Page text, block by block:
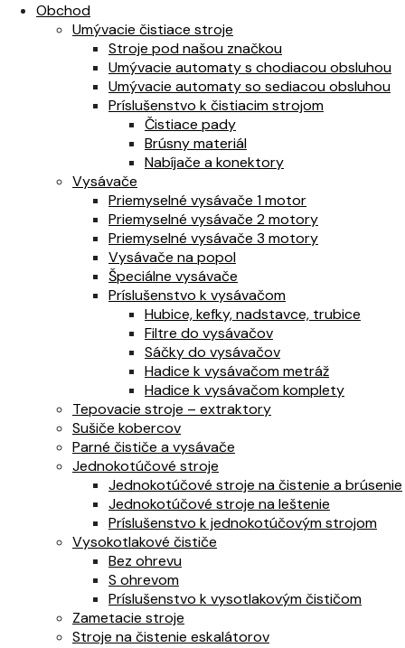
Obchod
Umývacie čistiace stroje
Stroje pod našou značkou
Umývacie automaty s chodiacou obsluhou
Umývacie automaty so sediacou obsluhou
Príslušenstvo k čistiacim strojom
Čistiace pady
Brúsny materiál
Nabíjače a konektory
Vysávače
Priemyselné vysávače 1 motor
Priemyselné vysávače 2 motory
Priemyselné vysávače 3 motory
Vysávače na popol
Špeciálne vysávače
Príslušenstvo k vysávačom
Hubice, kefky, nadstavce, trubice
Filtre do vysávačov
Sáčky do vysávačov
Hadice k vysávačom metráž
Hadice k vysávačom komplety
Tepovacie stroje – extraktory
Sušiče kobercov
Parné čističe a vysávače
Jednokotúčové stroje
Jednokotúčové stroje na čistenie a brúsenie
Jednokotúčové stroje na leštenie
Príslušenstvo k jednokotúčovým strojom
Vysokotlakové čističe
Bez ohrevu
S ohrevom
Príslušenstvo k vysotlakovým čističom
Zametacie stroje
Stroje na čistenie eskalátorov